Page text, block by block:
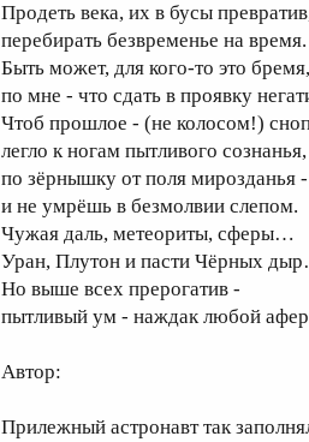
Продеть века, их в бусы
перебирать безвременье на время.
Быть может, для кого-то это бремя,
по мне - что сдать в проявку
Чтоб прошлое - (не колосом!)
легло к ногам пытливого сознанья,
по зёрнышку от поля мирозданья -
и не умрёшь в безмолвии слепом.
Чужая даль, метеориты, сферы…
Уран, Плутон и пасти Чёрных
Но выше всех прерогатив -
пытливый ум - наждак любой
Автор:
Прилежный астронавт так